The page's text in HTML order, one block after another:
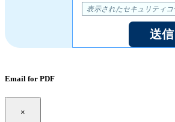
送信
Email for PDF
×